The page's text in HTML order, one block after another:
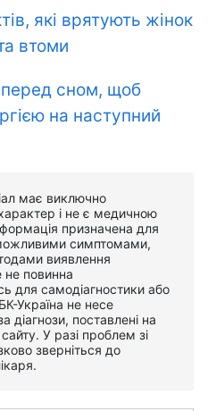
які врятують жінок
втоми
перед сном, щоб
на наступний
має виключно
характер і не є медичною
призначена для
симптомами,
виявлення
повинна
для самодіагностики або
Україна не несе
діагнози, поставлені на
сайту. У разі проблем зі
зверніться до